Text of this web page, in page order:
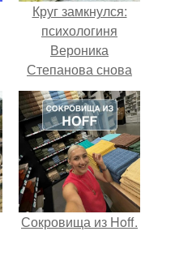
Круг замкнулся:
психологиня
Вероника
Степанова снова
вышла замуж за
собственного
бывшего мужа.
Сокровища из Hoff.